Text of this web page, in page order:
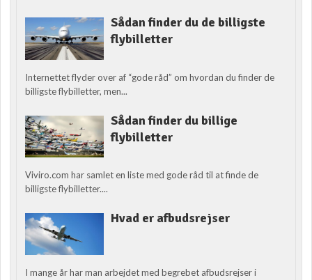
Sådan finder du de billigste
flybilletter
Internettet flyder over af “gode råd” om hvordan du finder de
billigste flybilletter, men...
Sådan finder du billige
flybilletter
Viviro.com har samlet en liste med gode råd til at finde de
billigste flybilletter....
Hvad er afbudsrejser
I mange år har man arbejdet med begrebet afbudsrejser i